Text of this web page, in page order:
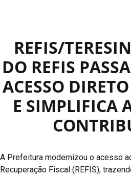
REFIS/
DO REFIS
ACESSO
E SIMPLIFICA
A Prefeitura modernizou o acesso
Recuperação Fiscal (REFIS),